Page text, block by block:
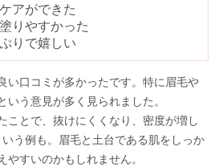
アができた
りやすかった
りで嬉しい
い口コミが多かったです。特に眉毛や
いう意見が多く見られました。
ことで、抜けにくくなり、密度が増し
う例も。眉毛と土台である肌をしっか
やすいのかもしれません。